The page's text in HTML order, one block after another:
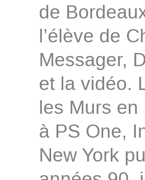
de
l’élève de
Messager,
et la vidéo.
les Murs en
à PS One,
New York